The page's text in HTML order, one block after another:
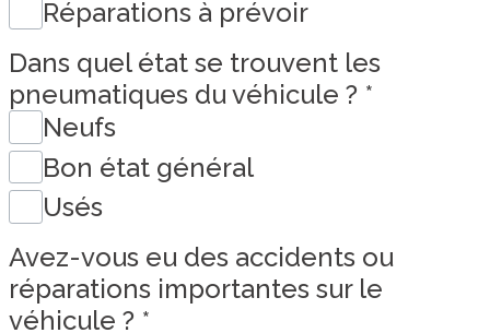
Réparations à prévoir
Dans quel état se trouvent les
pneumatiques du véhicule ? *
Neufs
Bon état général
Usés
Avez-vous eu des accidents ou
réparations importantes sur le
véhicule ? *